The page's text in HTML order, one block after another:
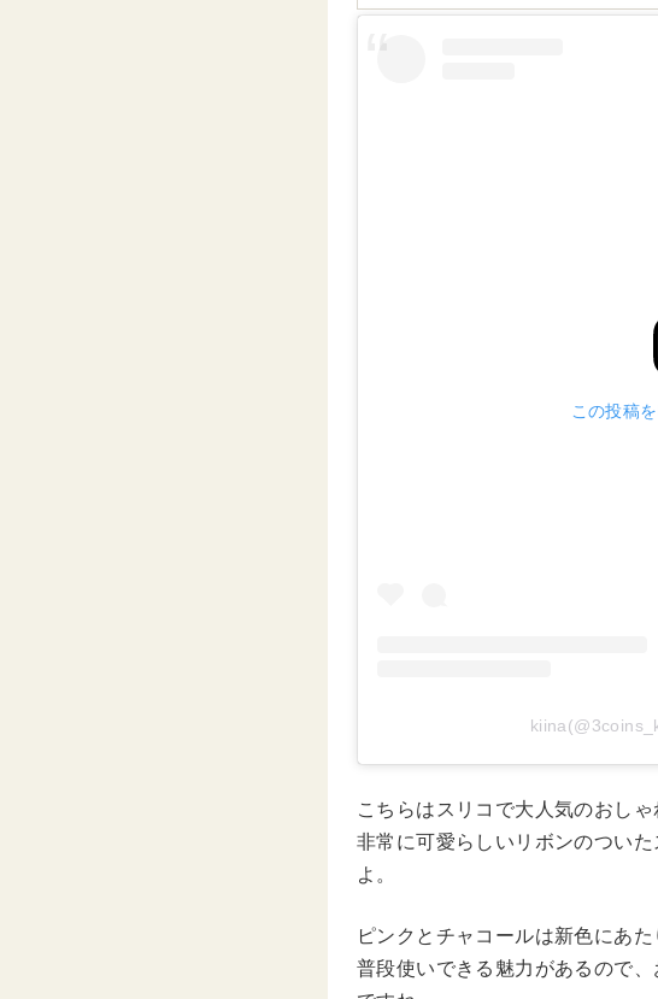
この投稿
こちらはスリコで大人気のおし
非常に可愛らしいリボンのつい
よ。
ピンクとチャコールは新色にあた
普段使いできる魅力があるので